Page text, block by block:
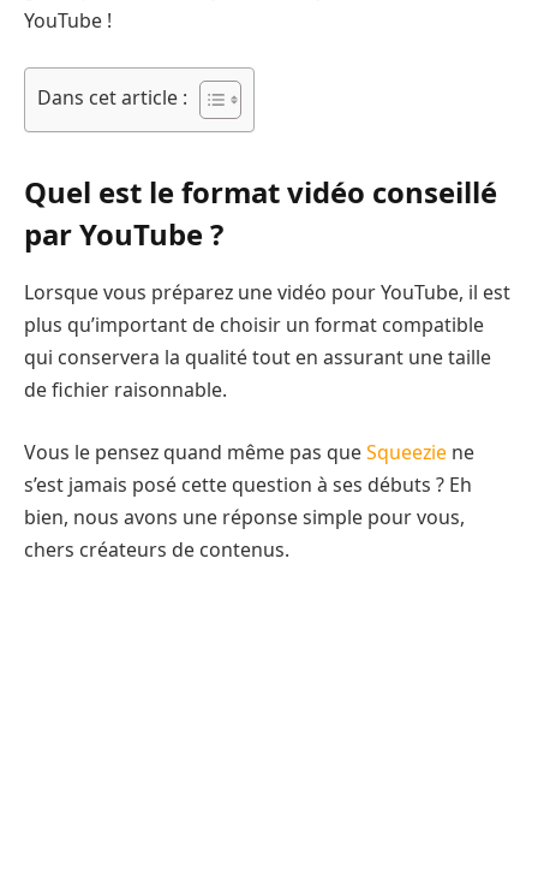
YouTube !
Dans cet article :
Quel est le format vidéo conseillé
par YouTube ?
Lorsque vous préparez une vidéo pour YouTube, il est
plus qu’important de choisir un format compatible
qui conservera la qualité tout en assurant une taille
de fichier raisonnable.
Vous le pensez quand même pas queSqueezie ne
s’est jamais posé cette question à ses débuts ? Eh
bien, nous avons une réponse simple pour vous,
chers créateurs de contenus.